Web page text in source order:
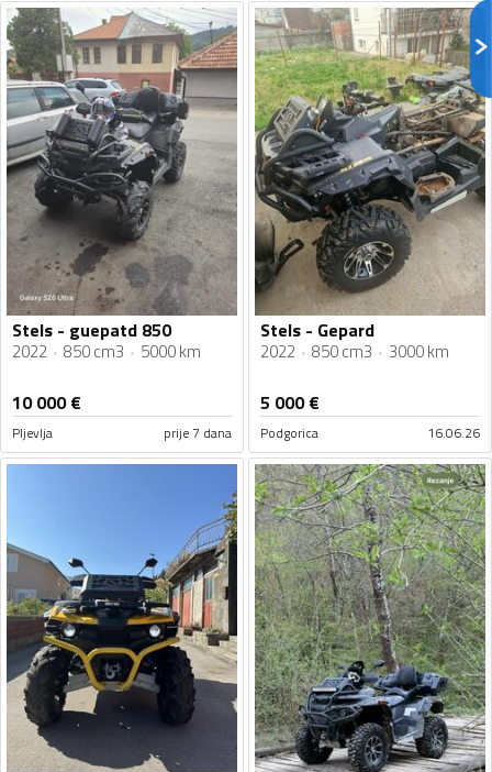
Stels - guepatd 850
2022 850 cm3 5000 km
10 000€
Pljevlja prije 7 dana
Stels - Gepard
2022 850 cm3 3000 km
5 000€
Podgorica 16.06.26